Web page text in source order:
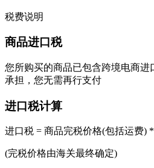
税费说明
商品进口税
您所购买的商品已包含跨境电商进
承担，您无需再行支付
进口税计算
进口税 = 商品完税价格(包括运费)
(完税价格由海关最终确定)